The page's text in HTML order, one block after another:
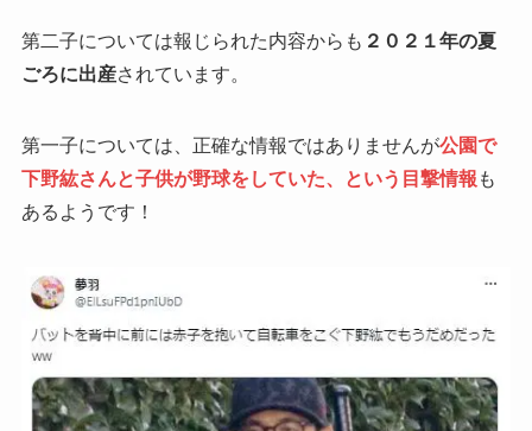
第二子については報じられた内容からも ２０２１年の夏
ごろに出産されています。
第一子については、正確な情報ではありませんが公園で
下野紘さんと子供が野球をしていた、という目撃情報 も
あるようです！